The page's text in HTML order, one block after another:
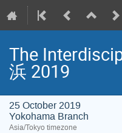
The
浜 2019
25 October 2019
Yokohama Branch
Asia/Tokyo timezone